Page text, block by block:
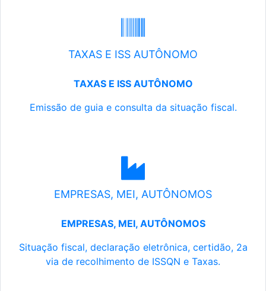
TAXAS E ISS AUTÔNOMO
TAXAS E ISS AUTÔNOMO
Emissão de guia e consulta da situação fiscal.
EMPRESAS, MEI, AUTÔNOMOS
EMPRESAS, MEI, AUTÔNOMOS
Situação fiscal, declaração eletrônica, certidão, 2a
via de recolhimento de ISSQN e Taxas.